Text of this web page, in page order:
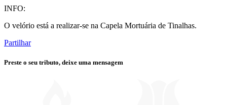
INFO:
O velório está a realizar-se na Capela Mortuária de Tinalhas.
Partilhar
Preste o seu tributo, deixe uma mensagem